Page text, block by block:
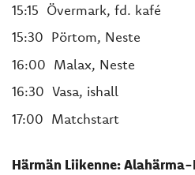
15:15 Övermark, fd.
15:30 Pörtom, Neste
16:00 Malax, Neste
16:30 Vasa, ishall
17:00 Matchstart
Härmän Liikenne: